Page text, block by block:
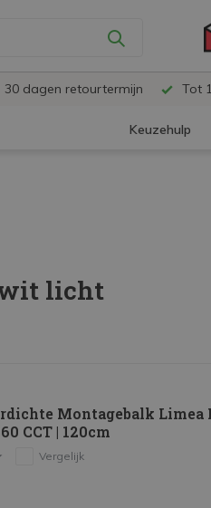
30 dagen retourtermijn Tot
Keuzehulp
wit licht
Montagebalk Limea
CCT | 120cm
Vergelijk